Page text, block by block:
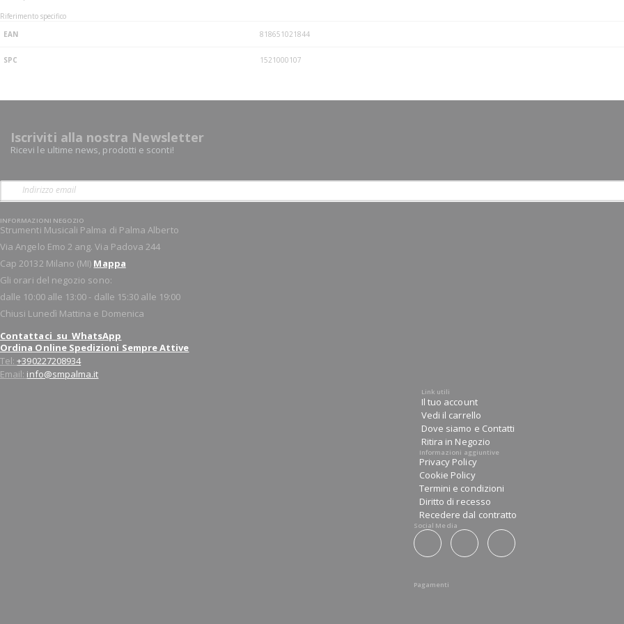
Riferimento specifico
EAN
818651021844
SPC 1521000107
Iscriviti alla nostra Newsletter
Ricevi le ultime news, prodotti e sconti!
INFORMAZIONI NEGOZIO
Strumenti Musicali Palma di Palma Alberto
Via Angelo Emo 2 ang. Via Padova 244
Cap 20132 Milano (MI) Mappa
Gli orari del negozio sono:
dalle 10:00 alle 13:00 - dalle 15:30 alle 19:00
Chiusi Lunedì Mattina e Domenica
Contattaci su WhatsApp
Ordina Online Spedizioni Sempre Attive
Tel:+390227208934
Email: info@smpalma.it
Link utili
Il tuo account
Vedi il carrello
Dove siamo e Contatti
Ritira in Negozio
Informazioni aggiuntive
Privacy Policy
Cookie Policy
Termini e condizioni
Diritto di recesso
Recedere dal contratto
Social Media
Pagamenti